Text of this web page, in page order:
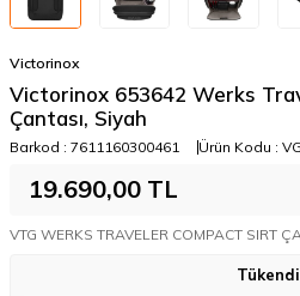
Victorinox
Victorinox 653642 Werks
Çantası, Siyah
Barkod : 7611160300461 Ürün Kodu :
19.690,00 TL
VTG WERKS TRAVELER COMPACT SIRT
Tükendi